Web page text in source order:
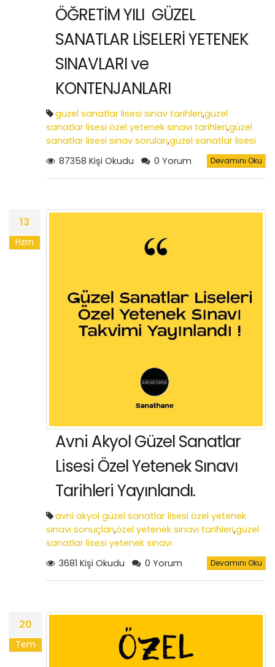
ÖĞRETİM YILI GÜZEL
SANATLAR LİSELERİ YETENEK
SINAVLARI ve
KONTENJANLARI
güzel sanatlar lisesi sınav tarihleri,güzel
sanatlar lisesi özel yetenek sınavı tarihleri,güzel
sanatlar lisesi sınav soruları,güzel sanatlar lisesi
özel yetenek sınavında gerekli araç ve
gereçler ,özel yetenek sınavı soruları
2022 yılı özel
yetenek sınavı sonuçları,güzel sanatlar lisesi
koşulları
87358 Kişi Okudu 0 Yorum Devamını Oku
13
Hzrn
Avni Akyol Güzel Sanatlar
Lisesi Özel Yetenek Sınavı
Tarihleri Yayınlandı.
avni akyol güzel sanatlar lisesi özel yetenek
sınavı sonuçları,özel yetenek sınavı tarihleri,güzel
sanatlar lisesi yetenek sınavı
3681 Kişi Okudu
0 Yorum Devamını Oku
20
Tem